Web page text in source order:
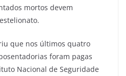
mortos devem
que nos últimos quatro
foram pagas
Nacional de Seguridade